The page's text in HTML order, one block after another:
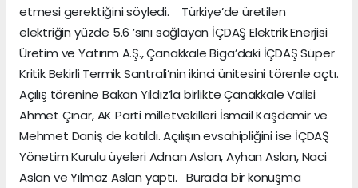
etmesi gerektiğini söyledi. Türkiye’de üretilen
elektriğin yüzde 5.6 ’sını sağlayan İÇDAŞ Elektrik Enerjisi
Üretim ve Yatırım A.Ş., Çanakkale Biga’daki İÇDAŞ Süper
Kritik Bekirli Termik Santrali’nin ikinci ünitesini törenle açtı.
Açılış törenine Bakan Yıldız’la birlikte Çanakkale Valisi
Ahmet Çınar, AK Parti milletvekilleri İsmail Kaşdemir ve
Mehmet Daniş de katıldı. Açılışın evsahipliğini ise İÇDAŞ
Yönetim Kurulu üyeleri Adnan Aslan, Ayhan Aslan, Naci
Aslan ve Yılmaz Aslan yaptı. Burada bir konuşma